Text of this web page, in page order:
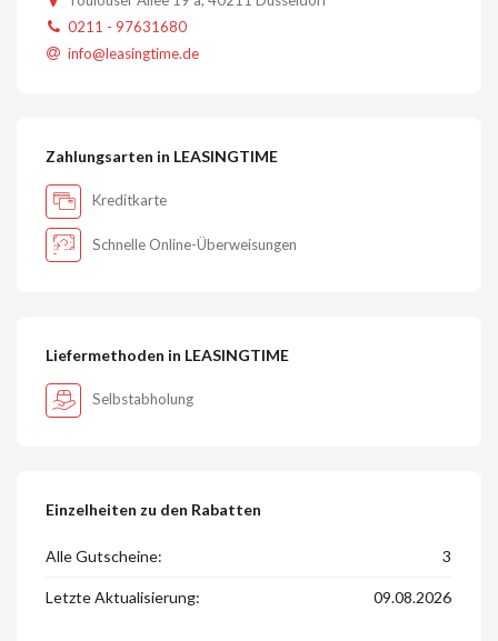
0211 - 97631680
info@leasingtime.de
Zahlungsarten in LEASINGTIME
Kreditkarte
Schnelle Online-Überweisungen
Liefermethoden in LEASINGTIME
Selbstabholung
Einzelheiten zu den Rabatten
Alle Gutscheine: 3
Letzte Aktualisierung: 09.08.2026